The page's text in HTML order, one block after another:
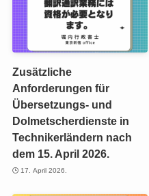
Zusätzliche
Anforderungen für
Übersetzungs- und
Dolmetscherdienste in
Technikerländern nach
dem 15. April 2026.
17. April 2026.